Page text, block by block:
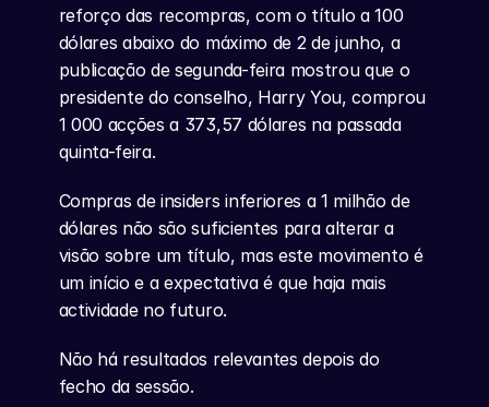
reforço das recompras, com o título a 100
dólares abaixo do máximo de 2 de junho, a
publicação de segunda-feira mostrou que o
presidente do conselho, Harry You, comprou
1 000 acções a 373,57 dólares na passada
quinta-feira.
Compras de insiders inferiores a 1 milhão de
dólares não são suficientes para alterar a
visão sobre um título, mas este movimento é
um início e a expectativa é que haja mais
actividade no futuro.
Não há resultados relevantes depois do
fecho da sessão.